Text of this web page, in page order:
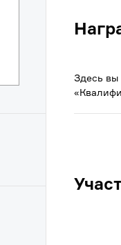
Здесь вы